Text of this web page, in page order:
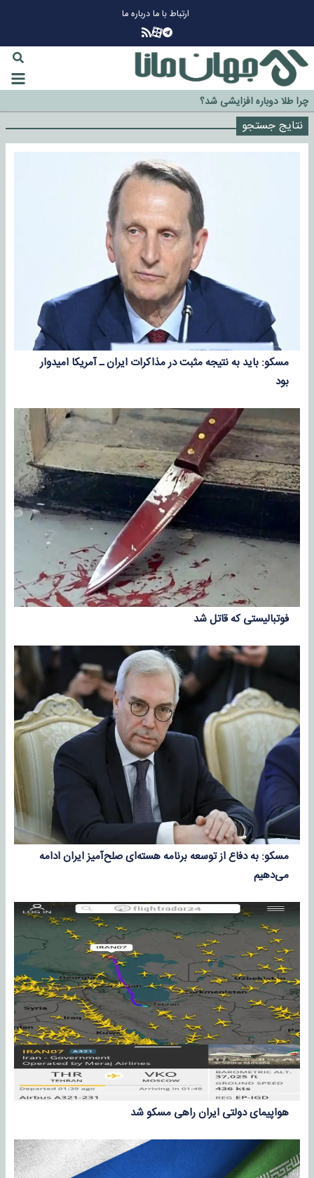
ارتباط با مادرباره ما
چرا طلا دوباره افزایشی شد؟
گزینه جدایی اوسمار روی میز مدیران پرسپولیس
آیا رئیس جمهور آمریکا قانون را دور می‌زند؟
اخراج رسمی چهره نامدار از پرسپولیس
سازمان اطلاعات سپاه: پروژه دولت ترامپ برای مهار چین، روسیه و اروپا شکست
نتایج جستجو
مسکو: باید به نتیجه مثبت در مذاکرات ایران ـ آمریکا امیدوار
بود
فوتبالیستی که قاتل شد
مسکو: به دفاع از توسعه برنامه هسته‌ای صلح‌آمیز ایران ادامه
می‌دهیم
هواپیمای دولتی ایران راهی مسکو شد